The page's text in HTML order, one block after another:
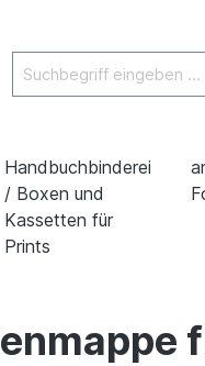
Handbuchbinderei
/ Boxen und
Kassetten für
Prints